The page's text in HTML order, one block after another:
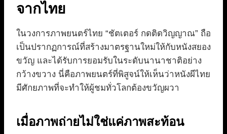
จากไทย
ในวงการภาพยนตร์ไทย “ชัตเตอร์ กดติดวิญญาณ” ถือ
เป็นปรากฏการณ์ที่สร้างมาตรฐานใหม่ให้กับหนังสยอง
ขวัญ และได้รับการยอมรับในระดับนานาชาติอย่าง
กว้างขวาง นี่คือภาพยนตร์ที่พิสูจน์ให้เห็นว่าหนังผีไทย
มีศักยภาพที่จะทำให้ผู้ชมทั่วโลกต้องขวัญผวา
เมื่อภาพถ่ายไม่ใช่แค่ภาพสะท้อน